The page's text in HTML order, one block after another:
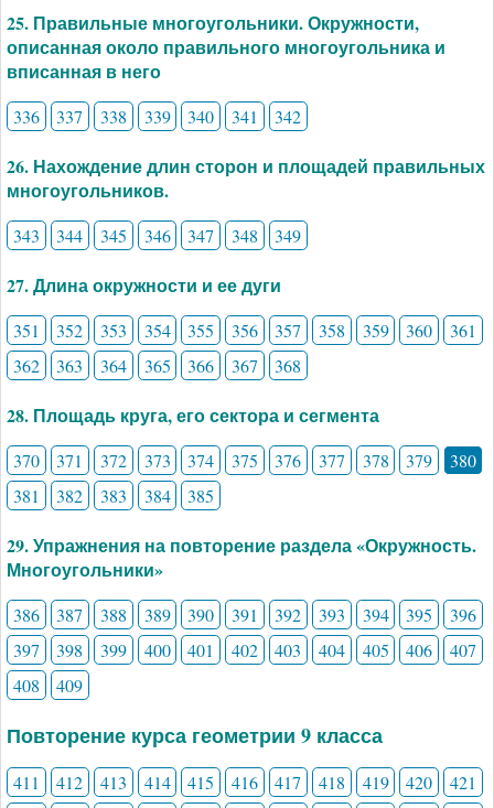
25. Правильные многоугольники. Окружности,
описанная около правильного многоугольника и
вписанная в него
336 337 338 339 340 341 342
26. Нахождение длин сторон и площадей правильных
многоугольников.
343 344 345 346 347 348 349
27. Длина окружности и ее дуги
351 352 353 354 355 356 357 358 359 360
361
362
363 364 365 366 367 368
28. Площадь круга, его сектора и сегмента
370 371 372 373 374 375 376 377 378 379
380
381
382 383 384 385
29. Упражнения на повторение раздела «Окружность.
Многоугольники»
386 387 388 389 390 391 392 393 394 395
396
397
398 399 400 401 402 403 404 405 406
407
408
409
Повторение курса геометрии 9 класса
411 412 413 414 415 416 417 418 419 420
421